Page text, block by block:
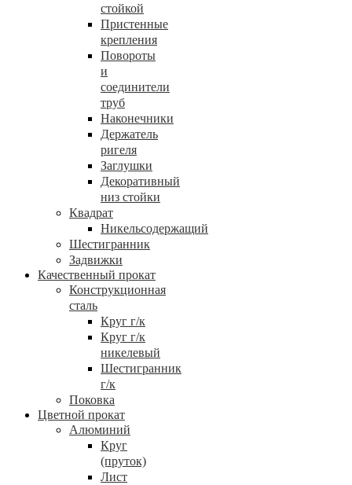
стойкой
Пристенные
крепления
Повороты
и
соединители
труб
Наконечники
Держатель
ригеля
Заглушки
Декоративный
низ стойки
Квадрат
Никельсодержащий
Шестигранник
Задвижки
Качественный прокат
Конструкционная
сталь
Круг г/к
Круг г/к
никелевый
Шестигранник
г/к
Поковка
Цветной прокат
Алюминий
Круг
(пруток)
Лист